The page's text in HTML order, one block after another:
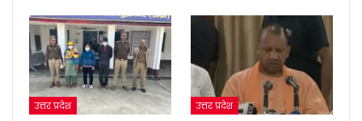
उत्तर प्रदेश उत्तर प्रदेश